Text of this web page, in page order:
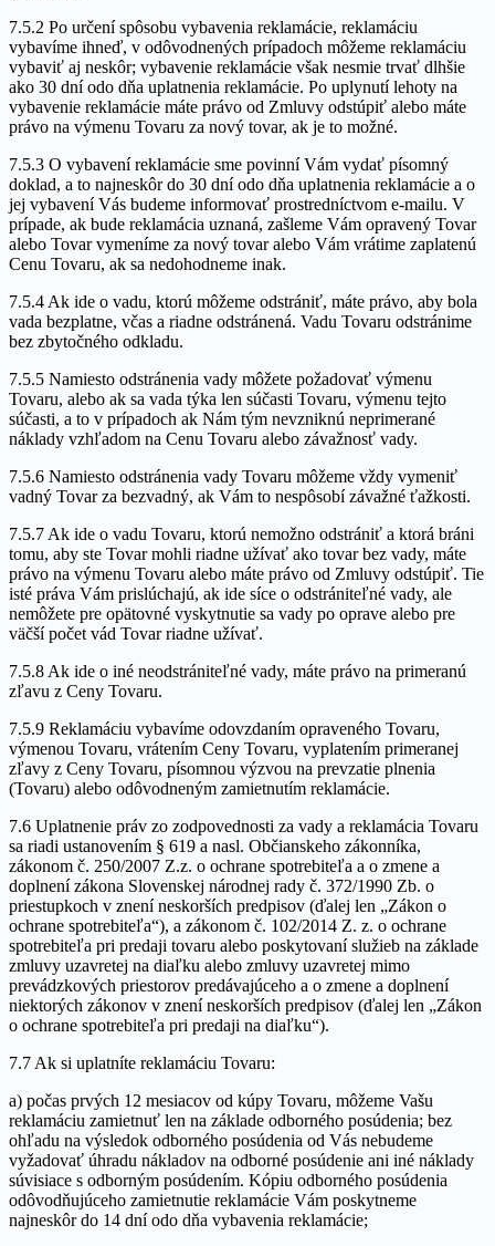
7.5.2 Po určení spôsobu vybavenia reklamácie, reklamáciu
vybavíme ihneď, v odôvodnených prípadoch môžeme reklamáciu
vybaviť aj neskôr; vybavenie reklamácie však nesmie trvať dlhšie
ako 30 dní odo dňa uplatnenia reklamácie. Po uplynutí lehoty na
vybavenie reklamácie máte právo od Zmluvy odstúpiť alebo máte
právo na výmenu Tovaru za nový tovar, ak je to možné.
7.5.3 O vybavení reklamácie sme povinní Vám vydať písomný
doklad, a to najneskôr do 30 dní odo dňa uplatnenia reklamácie a o
jej vybavení Vás budeme informovať prostredníctvom e-mailu. V
prípade, ak bude reklamácia uznaná, zašleme Vám opravený Tovar
alebo Tovar vymeníme za nový tovar alebo Vám vrátime zaplatenú
Cenu Tovaru, ak sa nedohodneme inak.
7.5.4 Ak ide o vadu, ktorú môžeme odstrániť, máte právo, aby bola
vada bezplatne, včas a riadne odstránená. Vadu Tovaru odstránime
bez zbytočného odkladu.
7.5.5 Namiesto odstránenia vady môžete požadovať výmenu
Tovaru, alebo ak sa vada týka len súčasti Tovaru, výmenu tejto
súčasti, a to v prípadoch ak Nám tým nevzniknú neprimerané
náklady vzhľadom na Cenu Tovaru alebo závažnosť vady.
7.5.6 Namiesto odstránenia vady Tovaru môžeme vždy vymeniť
vadný Tovar za bezvadný, ak Vám to nespôsobí závažné ťažkosti.
7.5.7 Ak ide o vadu Tovaru, ktorú nemožno odstrániť a ktorá bráni
tomu, aby ste Tovar mohli riadne užívať ako tovar bez vady, máte
právo na výmenu Tovaru alebo máte právo od Zmluvy odstúpiť. Tie
isté práva Vám prislúchajú, ak ide síce o odstrániteľné vady, ale
nemôžete pre opätovné vyskytnutie sa vady po oprave alebo pre
väčší počet vád Tovar riadne užívať.
7.5.8 Ak ide o iné neodstrániteľné vady, máte právo na primeranú
zľavu z Ceny Tovaru.
7.5.9 Reklamáciu vybavíme odovzdaním opraveného Tovaru,
výmenou Tovaru, vrátením Ceny Tovaru, vyplatením primeranej
zľavy z Ceny Tovaru, písomnou výzvou na prevzatie plnenia
(Tovaru) alebo odôvodneným zamietnutím reklamácie.
7.6 Uplatnenie práv zo zodpovednosti za vady a reklamácia Tovaru
sa riadi ustanovením § 619 a nasl. Občianskeho zákonníka,
zákonom č. 250/2007 Z.z. o ochrane spotrebiteľa a o zmene a
doplnení zákona Slovenskej národnej rady č. 372/1990 Zb. o
priestupkoch v znení neskorších predpisov (ďalej len „Zákon o
ochrane spotrebiteľa“), a zákonom č. 102/2014 Z. z. o ochrane
spotrebiteľa pri predaji tovaru alebo poskytovaní služieb na základe
zmluvy uzavretej na diaľku alebo zmluvy uzavretej mimo
prevádzkových priestorov predávajúceho a o zmene a doplnení
niektorých zákonov v znení neskorších predpisov (ďalej len „Zákon
o ochrane spotrebiteľa pri predaji na diaľku“).
7.7 Ak si uplatníte reklamáciu Tovaru:
a) počas prvých 12 mesiacov od kúpy Tovaru, môžeme Vašu
reklamáciu zamietnuť len na základe odborného posúdenia; bez
ohľadu na výsledok odborného posúdenia od Vás nebudeme
vyžadovať úhradu nákladov na odborné posúdenie ani iné náklady
súvisiace s odborným posúdením. Kópiu odborného posúdenia
odôvodňujúceho zamietnutie reklamácie Vám poskytneme
najneskôr do 14 dní odo dňa vybavenia reklamácie;